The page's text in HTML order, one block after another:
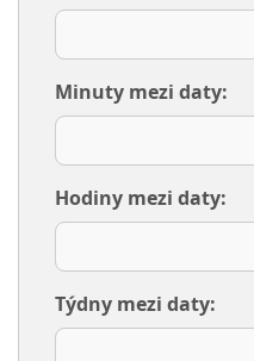
Minuty mezi daty:
Hodiny mezi daty:
Týdny mezi daty: